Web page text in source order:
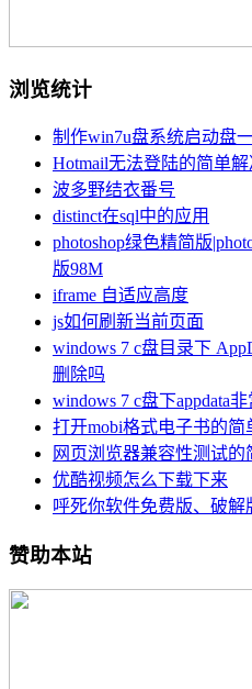
浏览统计
制作win7u盘系统启动盘
Hotmail无法登陆的简单
波多野结衣番号
distinct在sql中的应用
photoshop绿色精简版
版98M
iframe 自适应高度
js如何刷新当前页面
windows 7 c盘目录下
删除吗
windows 7 c盘下appdata
打开mobi格式电子书的简
网页浏览器兼容性测试的
优酷视频怎么下载下来
呼死你软件免费版、破解
赞助本站